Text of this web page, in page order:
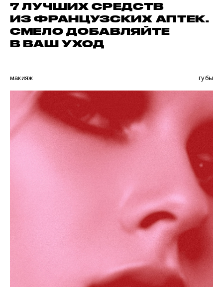
7 ЛУЧШИХ СРЕДСТВ
ИЗ ФРАНЦУЗСКИХ АПТЕК.
СМЕЛО ДОБАВЛЯЙТЕ
В ВАШ УХОД
макияж губы